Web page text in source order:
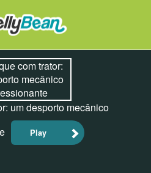
um desporto mecânico
Play